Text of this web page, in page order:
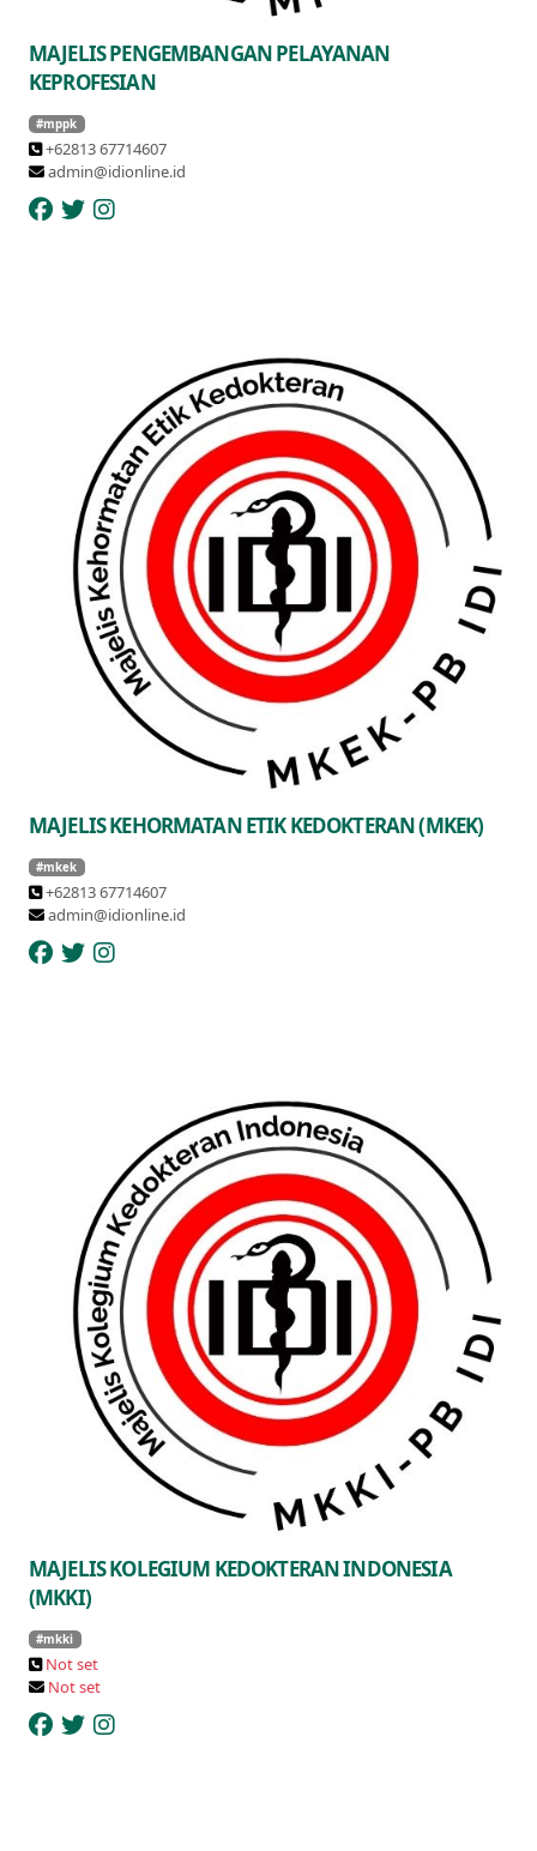
MAJELIS PENGEMBANGAN PELAYANAN
KEPROFESIAN
#mppk
+62813 67714607
admin@idionline.id
MAJELIS KEHORMATAN ETIK KEDOKTERAN (MKEK)
#mkek
+62813 67714607
admin@idionline.id
MAJELIS KOLEGIUM KEDOKTERAN INDONESIA
(MKKI)
#mkki
Not set
Not set